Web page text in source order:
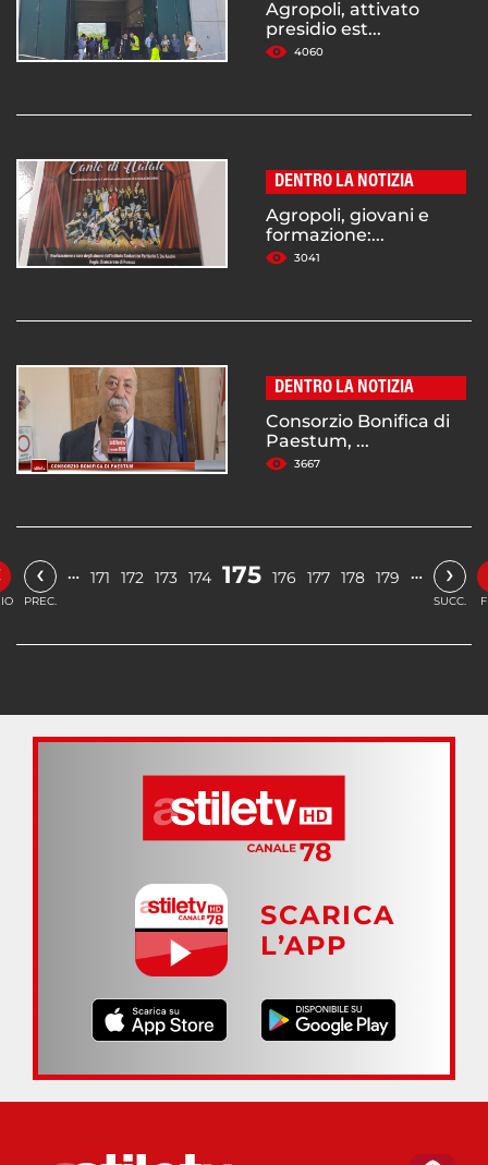
Agropoli, attivato
presidio est...
4060
DENTRO LA NOTIZIA
Agropoli, giovani e
formazione:...
3041
DENTRO LA NOTIZIA
Consorzio Bonifica di
Paestum, ...
3667
‹
PREC.
… 171 172 173 174 175 176 177 178 179 … ›
SUCC.
SCARICA
L’APP